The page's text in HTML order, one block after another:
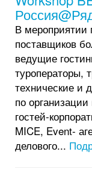
В мероприятии
поставщиков
ведущие
туроператоры,
технические и
по
гостей-
MICE, Event-
делового...